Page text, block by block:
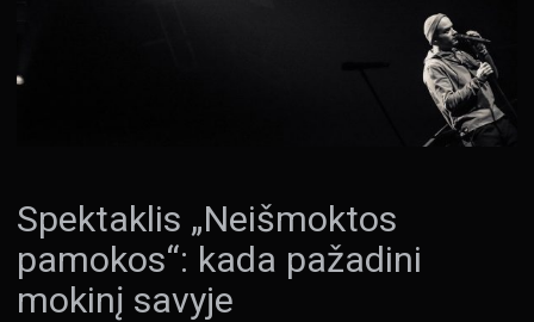
Spektaklis „Neišmoktos
pamokos“: kada pažadini
mokinį savyje